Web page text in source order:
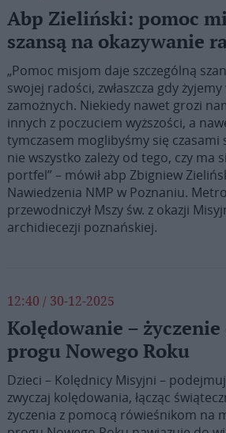
Abp Zieliński: pomoc
szansą na okazywanie
„Pomoc misjom daje szczególną
swojej radości, zwłaszcza gdy
zamożnych. Niekiedy nawet grozi
innych z poczuciem wyższości, a
tymczasem moglibyśmy się czasami
nie wszystko zależy od tego, czy ma
portfel” – mówił abp Zbigniew
Nawiedzenia NMP w Poznaniu.
przewodniczył Mszy św. z okazji
archidiecezji poznańskiej.
12:40 / 30-12-2025
Kolędowanie – życzenie
progu Nowego Roku
Dzieci – Kolędnicy Misyjni –
zwyczaj kolędowania, łącząc
życzenia z pomocą rówieśnikom na